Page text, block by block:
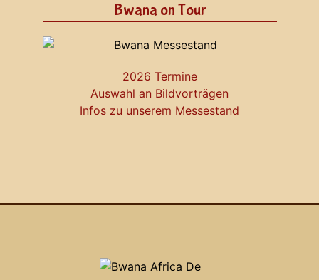
Bwana on Tour
2026 Termine
Auswahl an Bildvorträgen
Infos zu unserem Messestand